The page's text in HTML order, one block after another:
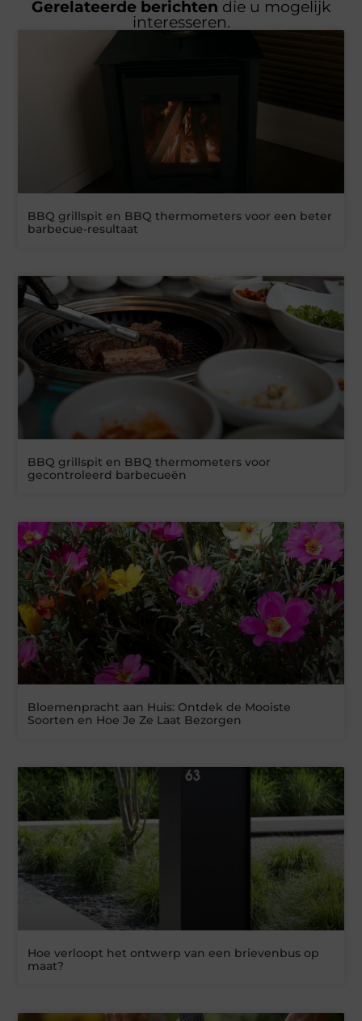
Gerelateerde berichten die u mogelijk
interesseren.
BBQ grillspit en BBQ thermometers voor een beter
barbecue-resultaat
BBQ grillspit en BBQ thermometers voor
gecontroleerd barbecueën
Bloemenpracht aan Huis: Ontdek de Mooiste
Soorten en Hoe Je Ze Laat Bezorgen
Hoe verloopt het ontwerp van een brievenbus op
maat?